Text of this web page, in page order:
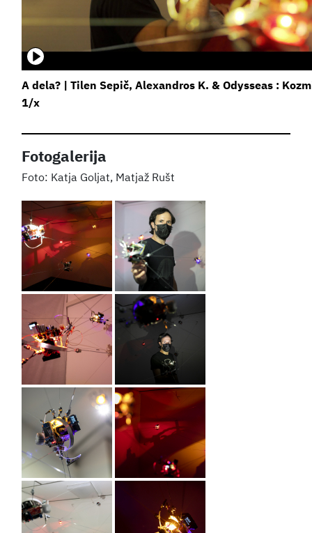
A dela? | Tilen Sepič, Alexandros K. & Odysseas :
1/x
Fotogalerija
Katja Goljat, Matjaž Rušt